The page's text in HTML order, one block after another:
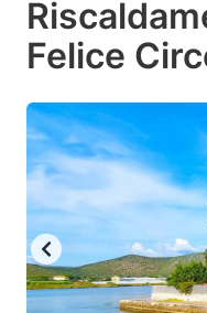
Felice